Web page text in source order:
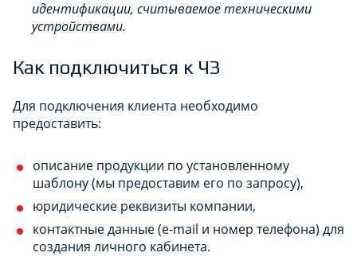
идентификации, считываемое техническими
устройствами.
Как подключиться к ЧЗ
Для подключения клиента необходимо
предоставить:
описание продукции по установленному
шаблону (мы предоставим его по запросу),
юридические реквизиты компании,
контактные данные (e-mail и номер телефона) для
создания личного кабинета.